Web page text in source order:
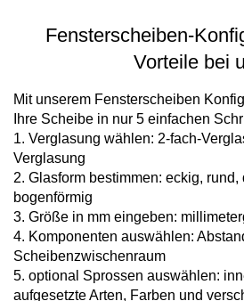
Verglasung
Fensterdichtungen
Griffe
Insektenschutz
Brandschutzfenster
Fensterbeschläge
Smart-Home Lösungen
Fensterscheiben-
Vorteile bei
Mit unserem Fensterscheiben
Ihre Scheibe in nur 5 einfachen
1. Verglasung wählen: 2-fach-
Verglasung
2. Glasform bestimmen: eckig, rund,
bogenförmig
3. Größe in mm eingeben:
4. Komponenten auswählen:
Scheibenzwischenraum
5. optional Sprossen auswählen:
aufgesetzte Arten, Farben und